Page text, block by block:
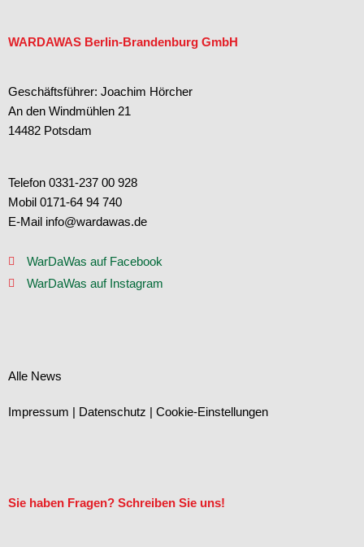
WARDAWAS Berlin-Brandenburg GmbH
Geschäftsführer: Joachim Hörcher
An den Windmühlen 21
14482 Potsdam
Telefon 0331-237 00 928
Mobil 0171-64 94 740
E-Mail info@wardawas.de
WarDaWas auf Facebook
WarDaWas auf Instagram
Alle News
Impressum | Datenschutz | Cookie-Einstellungen
Sie haben Fragen? Schreiben Sie uns!